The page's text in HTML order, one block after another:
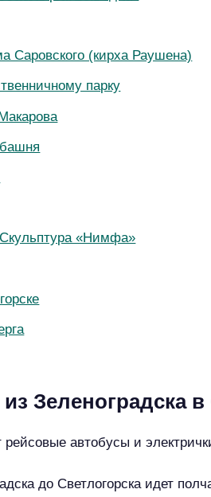
Саровского (кирха Раушена)
парку
«Нимфа»
Зеленоградска
автобусы и
до Светлогорска идет